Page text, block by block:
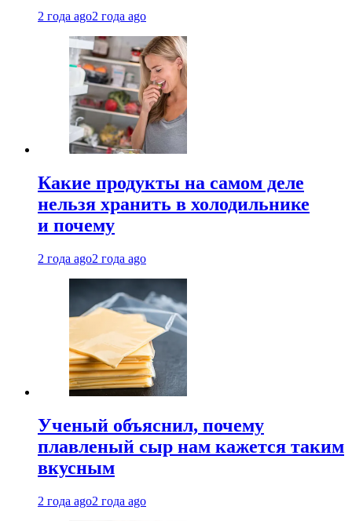
2 года ago2 года ago
Какие продукты на самом деле
нельзя хранить в холодильнике
и почему
2 года ago2 года ago
Ученый объяснил, почему
плавленый сыр нам кажется таким
вкусным
2 года ago2 года ago